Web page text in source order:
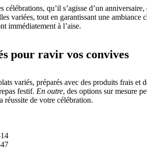
célébrations, qu’il s’agisse d’un
variées, tout en garantissant une ambiance
immédiatement à l’aise.
pour ravir vos convives
variés, préparés avec des produits frais et
festif. En outre, des options sur mesure
réussite de votre célébration.